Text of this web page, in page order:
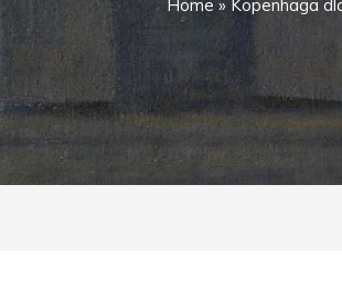
Home » Kopenhaga